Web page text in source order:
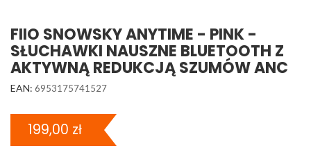
FIIO SNOWSKY ANYTIME - PINK -
SŁUCHAWKI NAUSZNE BLUETOOTH Z
AKTYWNĄ REDUKCJĄ SZUMÓW ANC
EAN: 6953175741527
199,00 zł